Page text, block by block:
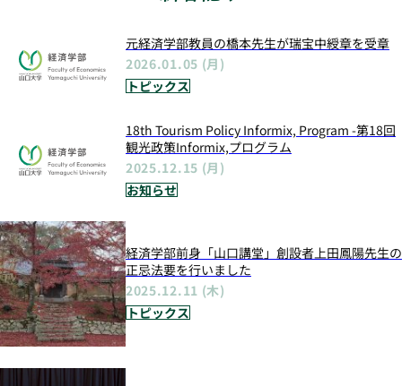
元経済学部教員の橋本先生が瑞宝中綬章を受章
2026.01.05 (月)
トピックス
18th Tourism Policy Informix, Program -第18回
観光政策Informix,プログラム
2025.12.15 (月)
お知らせ
経済学部前身「山口講堂」創設者上田鳳陽先生の
正忌法要を行いました
2025.12.11 (木)
トピックス